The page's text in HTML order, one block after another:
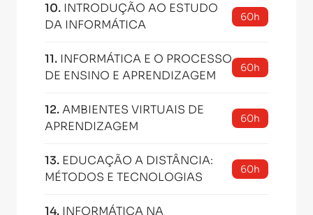
10. INTRODUÇÃO AO ESTUDO
DA INFORMÁTICA
60h
11. INFORMÁTICA E O PROCESSO
DE ENSINO E APRENDIZAGEM
60h
12.AMBIENTES VIRTUAIS DE
APRENDIZAGEM
60h
13. EDUCAÇÃO A DISTÂNCIA:
MÉTODOS E TECNOLOGIAS
60h
14. INFORMÁTICA NA